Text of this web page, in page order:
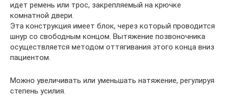
идет ремень или трос, закрепляемый на крючке
комнатной двери.
Эта конструкция имеет блок, через который проводится
шнур со свободным концом. Вытяжение позвоночника
осуществляется методом оттягивания этого конца вниз
пациентом.
Можно увеличивать или уменьшать натяжение, регулируя
степень усилия.